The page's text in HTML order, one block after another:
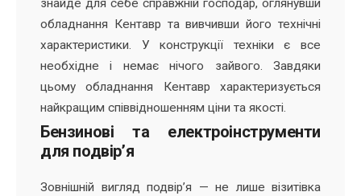
знайде для себе справжній господар, оглянувши
обладнання Кентавр та вивчивши його технічні
характеристики. У конструкції техніки є все
необхідне і немає нічого зайвого. Завдяки
цьому обладнання Кентавр характеризується
найкращим співвідношенням ціни та якості.
Бензинові та електроінструменти
для подвір’я
Зовнішній вигляд подвір’я — не лише візитівка